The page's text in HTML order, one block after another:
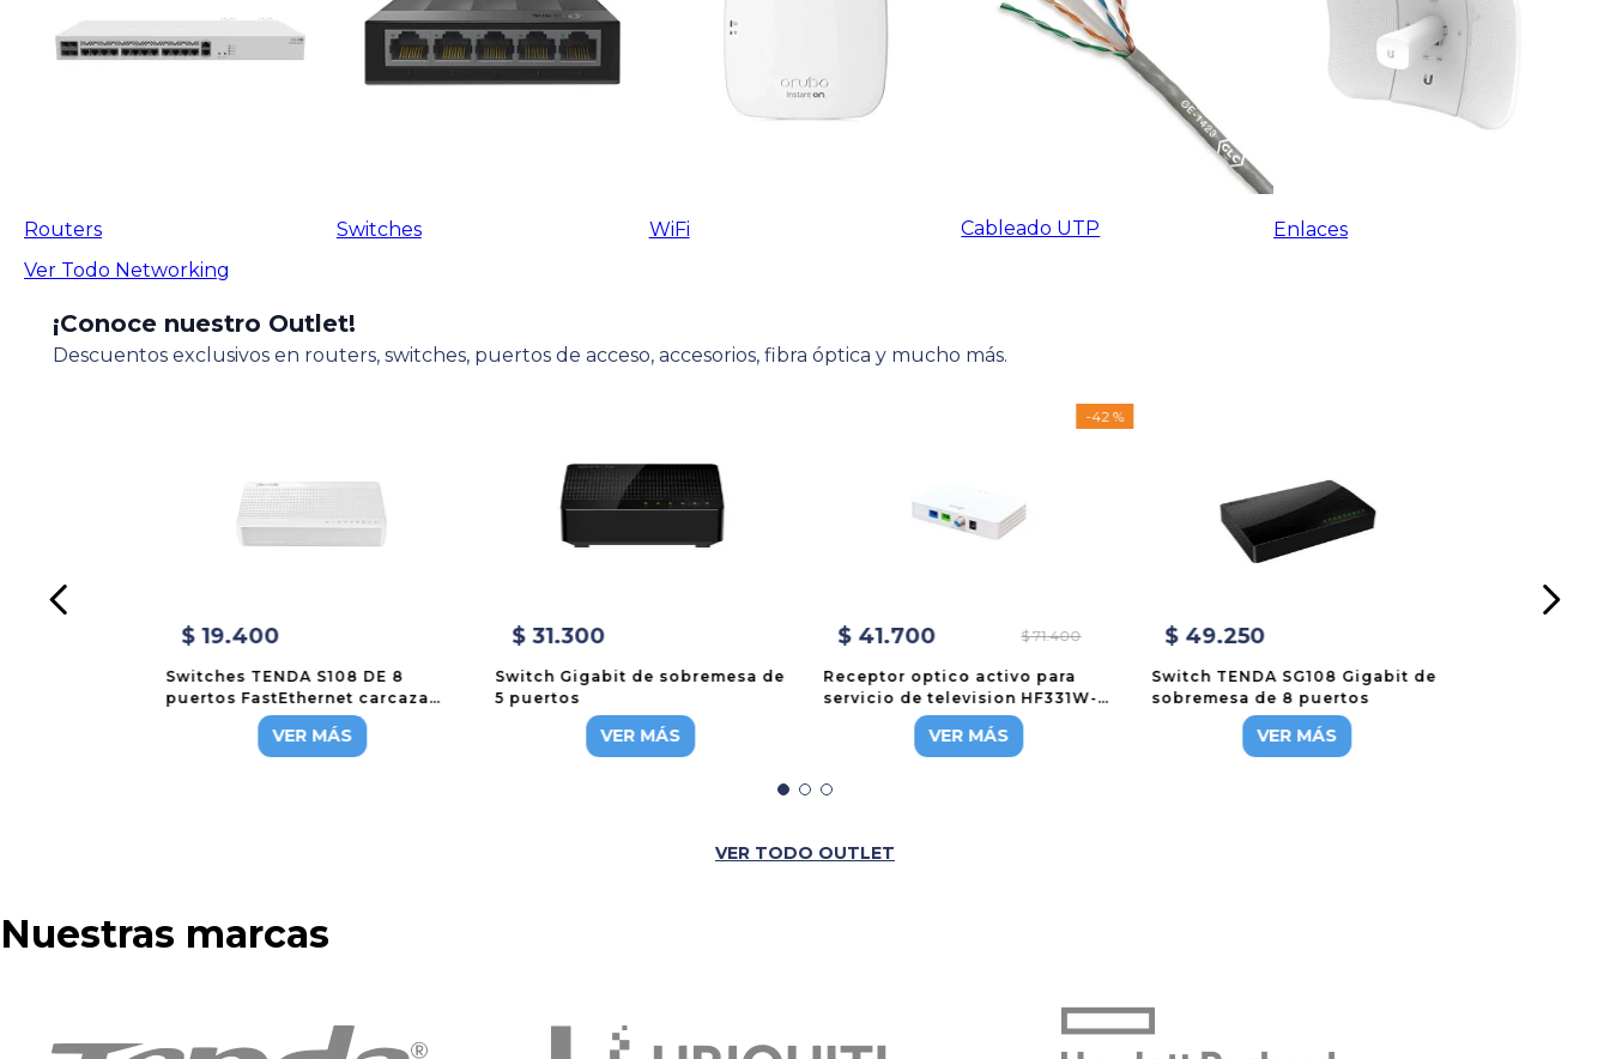
Routers Switches WiFi Cableado UTP
Enlaces
Ver Todo Networking
¡Conoce nuestro Outlet!
Descuentos exclusivos en routers, switches, puertos de acceso, accesorios, fibra óptica y mucho más.
$ 19.400
Switches TENDA S108 DE 8
puertos FastEthernet carcaza
VER MÁS
$ 31.300
Switch Gigabit de sobremesa de
5 puertos
VER MÁS
-42 %
$ 41.700 $ 71.400
Receptor optico activo para
servicio de television HF331W-
VER MÁS
$ 49.250
Switch TENDA SG108 Gigabit de
sobremesa de 8 puertos
VER MÁS
VER TODO OUTLET
Nuestras marcas